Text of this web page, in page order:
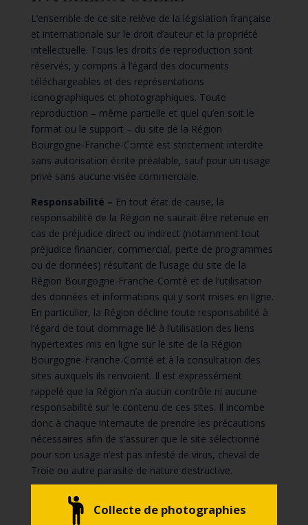
Collecte de photographies
L’ensemble de ce site relève de la législation française
et internationale sur le droit d’auteur et la propriété
intellectuelle. Tous les droits de reproduction sont
réservés, y compris à l’égard des documents
téléchargeables et des représentations
iconographiques et photographiques. Toute
reproduction – même partielle et quel qu’en soit le
format ou le support – du site de la Région
Bourgogne-Franche-Comté est strictement interdite
sans autorisation écrite préalable, sauf pour un usage
privé sans aucune visée commerciale.
Responsabilité – En tout état de cause, la
responsabilité de la Région ne saurait être retenue en
cas de préjudice direct ou indirect (notamment tout
préjudice financier, commercial, perte de programmes
ou de données) résultant de l’usage du site de la
Région Bourgogne-Franche-Comté et de l’utilisation
des données et informations qui y sont mises en ligne.
En particulier, la Région décline toute responsabilité à
l’égard de tout dommage lié à l’utilisation des liens
hypertextes mis en ligne sur le site de la Région
Bourgogne-Franche-Comté et à la consultation des
sites auxquels ils renvoient. Il est expressément
rappelé que la Région n’a aucun contrôle ni aucune
responsabilité sur le contenu de ces sites. Il incombe
donc à chaque internaute de prendre les précautions
nécessaires afin de s’assurer que le site sélectionné
pour son usage n’est pas infesté de virus, cheval de
Troie ou autre parasite de nature destructive.